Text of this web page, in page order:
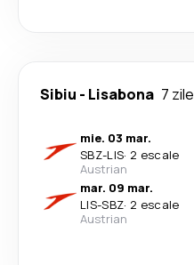
Sibiu - Lisabona 7 zile
mie. 03 mar.
SBZ-LIS· 2 escale
Austrian
mar. 09 mar.
LIS-SBZ· 2 escale
Austrian